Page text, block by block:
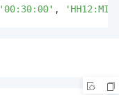
'00:30:00' , 'HH12:MI:SS